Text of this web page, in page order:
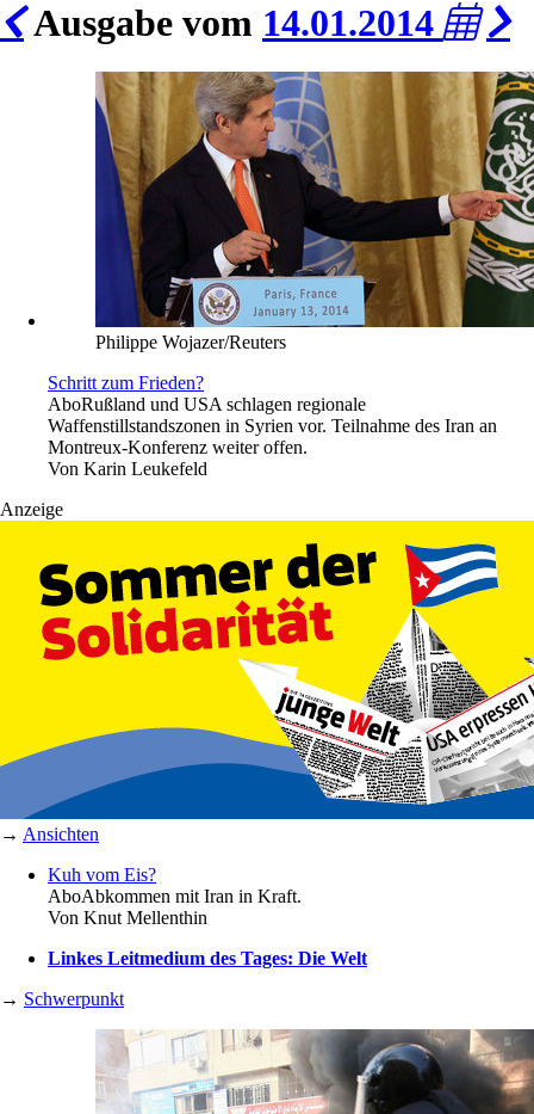
Ausgabe vom 14.01.2014
Philippe Wojazer/Reuters
Schritt zum Frieden?
AboRußland und USA schlagen regionale
Waffenstillstandszonen in Syrien vor. Teilnahme des Iran an
Montreux-Konferenz weiter offen.
Von Karin Leukefeld
Anzeige
→ Ansichten
Kuh vom Eis?
AboAbkommen mit Iran in Kraft.
Von Knut Mellenthin
Linkes Leitmedium des Tages: Die Welt
→ Schwerpunkt